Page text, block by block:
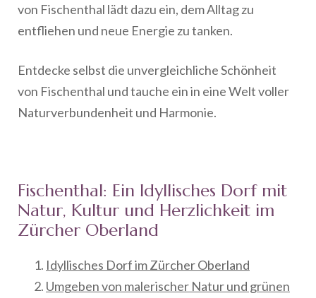
von Fischenthal lädt dazu ein, dem Alltag zu
entfliehen und neue Energie zu tanken.
Entdecke selbst die unvergleichliche Schönheit
von Fischenthal und tauche ein in eine Welt voller
Naturverbundenheit und Harmonie.
Fischenthal: Ein Idyllisches Dorf mit
Natur, Kultur und Herzlichkeit im
Zürcher Oberland
Idyllisches Dorf im Zürcher Oberland
Umgeben von malerischer Natur und grünen